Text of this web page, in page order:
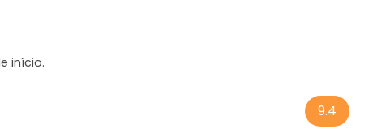
início.
9.4